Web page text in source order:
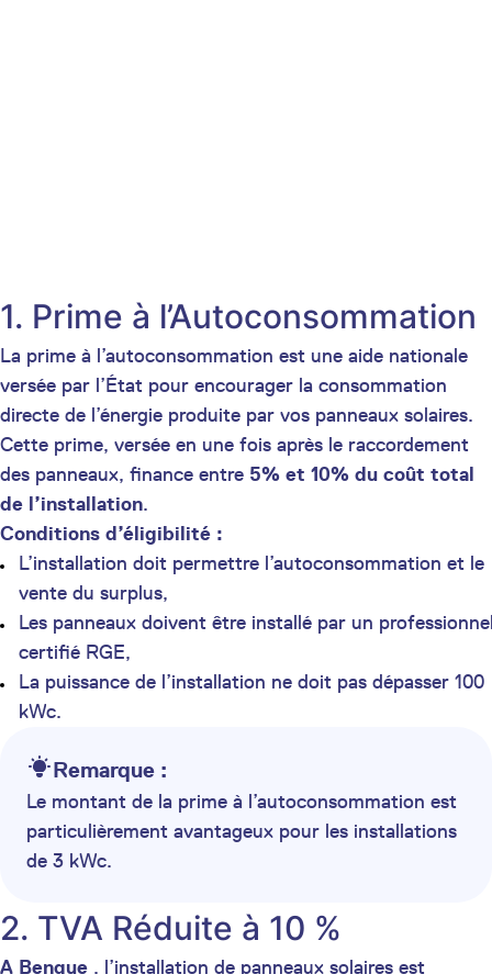
1. Prime à l’Autoconsommation
La prime à l’autoconsommation est une aide nationale
versée par l’État pour encourager la consommation
directe de l’énergie produite par vos panneaux solaires.
Cette prime, versée en une fois après le raccordement
des panneaux, finance entre 5% et 10% du coût total
de l’installation.
Conditions d’éligibilité :
L’installation doit permettre l’autoconsommation et le
vente du surplus,
Les panneaux doivent être installé par un
certifié RGE,
La puissance de l’installation ne doit pas dépasser 100
kWc.
Remarque :
Le montant de la prime à l’autoconsommation est
particulièrement avantageux pour les installations
de 3 kWc.
2. TVA Réduite à 10 %
A Benque , l’installation de panneaux solaires est